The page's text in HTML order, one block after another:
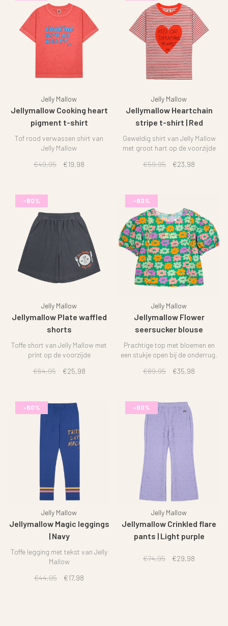
Jelly Mallow
Jellymallow Cooking heart
pigment t-shirt
Tof rood verwassen shirt van
Jelly Mallow
€49,95
€19,98
Jelly Mallow
Jellymallow Heartchain
stripe t-shirt | Red
Geweldig shirt van Jelly Mallow
met groot hart op de voorzijde
€59,95
€23,98
-60%
Jelly Mallow
Jellymallow Plate waffled
shorts
Toffe short van Jelly Mallow met
print op de voorzijde
€64,95
€25,98
-60%
Jelly Mallow
Jellymallow Flower
seersucker blouse
Prachtige top met bloemen en
een stukje open bij de onderrug.
€89,95
€35,98
-60%
Jelly Mallow
Jellymallow Magic leggings
| Navy
Toffe legging met tekst van Jelly
Mallow
€44,95
€17,98
-60%
Jelly Mallow
Jellymallow Crinkled flare
pants | Light purple
€74,95 €29,98